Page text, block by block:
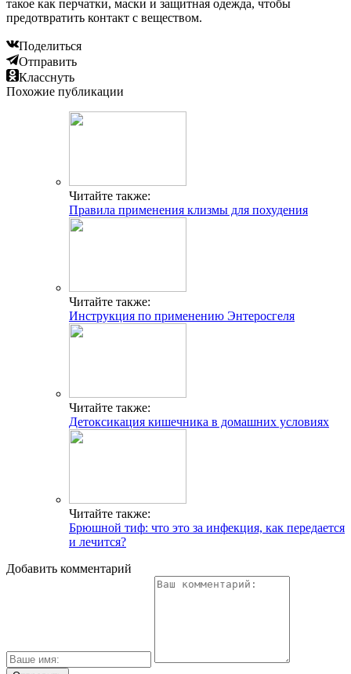
такое как перчатки, маски и защитная одежда, чтобы
предотвратить контакт с веществом.
Поделиться
Отправить
Класснуть
Похожие публикации
Читайте также:
Правила применения клизмы для похудения
Читайте также:
Инструкция по применению Энтеросгеля
Читайте также:
Детоксикация кишечника в домашних условиях
Читайте также:
Брюшной тиф: что это за инфекция, как передается
и лечится?
Добавить комментарий